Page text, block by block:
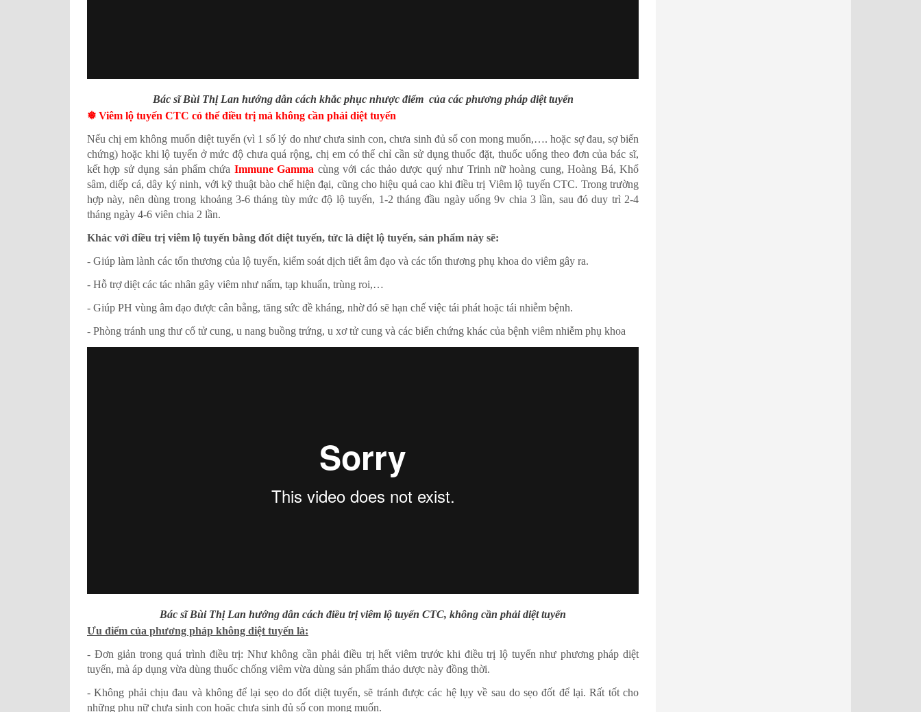
Bác sĩ Bùi Thị Lan hướng dẫn cách khắc phục nhược điểm của các phương pháp diệt tuyến
❅ Viêm lộ tuyến CTC có thể điều trị mà không cần phải diệt tuyến
Nếu chị em không muốn diệt tuyến (vì 1 số lý do như chưa sinh con, chưa sinh đủ số con mong muốn,…. hoặc sợ đau, sợ biến
chứng) hoặc khi lộ tuyến ở mức độ chưa quá rộng, chị em có thể chỉ cần sử dụng thuốc đặt, thuốc uống theo đơn của bác sĩ,
kết hợp sử dụng sản phẩm chứa Immune Gamma cùng với các thảo dược quý như Trinh nữ hoàng cung, Hoàng Bá, Khổ
sâm, diếp cá, dây ký ninh, với kỹ thuật bào chế hiện đại, cũng cho hiệu quả cao khi điều trị Viêm lộ tuyến CTC. Trong trường
hợp này, nên dùng trong khoảng 3-6 tháng tùy mức độ lộ tuyến, 1-2 tháng đầu ngày uống 9v chia 3 lần, sau đó duy trì 2-4
tháng ngày 4-6 viên chia 2 lần.
Khác với điều trị viêm lộ tuyến bằng đốt diệt tuyến, tức là diệt lộ tuyến, sản phẩm này sẽ:
- Giúp làm lành các tổn thương của lộ tuyến, kiểm soát dịch tiết âm đạo và các tổn thương phụ khoa do viêm gây ra.
- Hỗ trợ diệt các tác nhân gây viêm như nấm, tạp khuẩn, trùng roi,…
- Giúp PH vùng âm đạo được cân bằng, tăng sức đề kháng, nhờ đó sẽ hạn chế việc tái phát hoặc tái nhiễm bệnh.
- Phòng tránh ung thư cổ tử cung, u nang buồng trứng, u xơ tử cung và các biến chứng khác của bệnh viêm nhiễm phụ khoa
Bác sĩ Bùi Thị Lan hướng dẫn cách điều trị viêm lộ tuyến CTC, không cần phải diệt tuyến
Ưu điểm của phương pháp không diệt tuyến là:
- Đơn giản trong quá trình điều trị: Như không cần phải điều trị hết viêm trước khi điều trị lộ tuyến như phương pháp diệt
tuyến, mà áp dụng vừa dùng thuốc chống viêm vừa dùng sản phẩm thảo dược này đồng thời.
- Không phải chịu đau và không để lại sẹo do đốt diệt tuyến, sẽ tránh được các hệ lụy về sau do sẹo đốt để lại. Rất tốt cho
những phụ nữ chưa sinh con hoặc chưa sinh đủ số con mong muốn.